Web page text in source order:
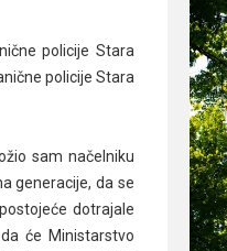
policije Stara
policije Stara
sam načelniku
generacije, da se
dotrajale
će Ministarstvo